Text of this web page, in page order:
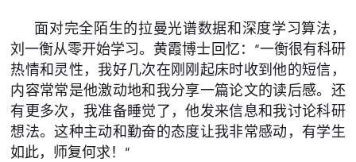
面对完全陌生的拉曼光谱数据和深度学习算法，
刘一衡从零开始学习。黄霞博士回忆：“一衡很有科研
热情和灵性，我好几次在刚刚起床时收到他的短信，
内容常常是他激动地和我分享一篇论文的读后感。还
有更多次，我准备睡觉了，他发来信息和我讨论科研
想法。这种主动和勤奋的态度让我非常感动，有学生
如此，师复何求！”